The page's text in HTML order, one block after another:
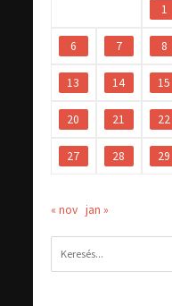
1
6 7 8
13 14 15
20 21 22
27 28 29
« nov jan »